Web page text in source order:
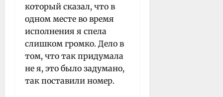
который сказал, что в
одном месте во время
исполнения я спела
слишком громко. Дело в
том, что так придумала
не я, это было задумано,
так поставили номер.